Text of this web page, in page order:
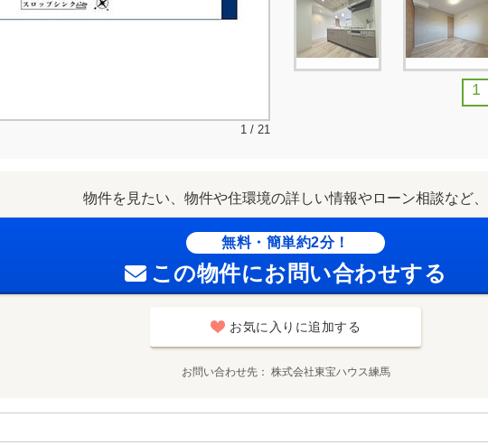
1 / 21
1
物件を見たい、物件や住環境の詳しい情報やローン相談など、
無料・簡単約2分！
この物件にお問い合わせする
お気に入りに追加する
お問い合わせ先 株式会社東宝ハウス練馬